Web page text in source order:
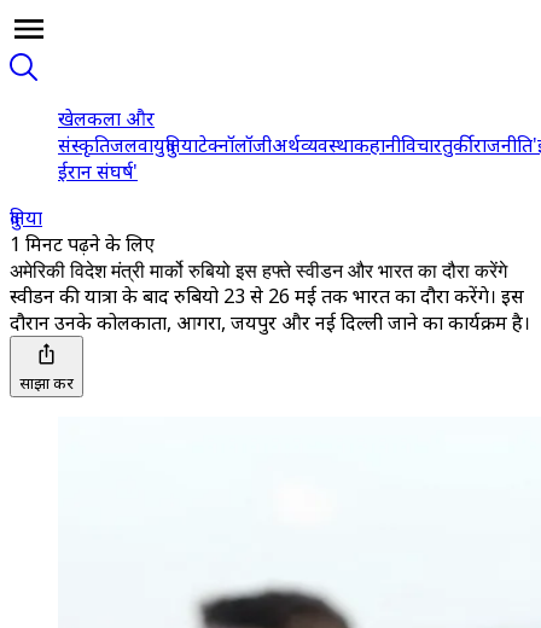
खेलकला और
संस्कृतिजलवायुदुनियाटेक्नॉलॉजीअर्थव्यवस्थाकहानीविचारतुर्कीराजनीति
ईरान संघर्ष'
दुनिया
1 मिनट पढ़ने के लिए
अमेरिकी विदेश मंत्री मार्को रुबियो इस हफ्ते स्वीडन और भारत का दौरा करेंगे
स्वीडन की यात्रा के बाद रुबियो 23 से 26 मई तक भारत का दौरा करेंगे। इस
दौरान उनके कोलकाता, आगरा, जयपुर और नई दिल्ली जाने का कार्यक्रम है।
साझा करें